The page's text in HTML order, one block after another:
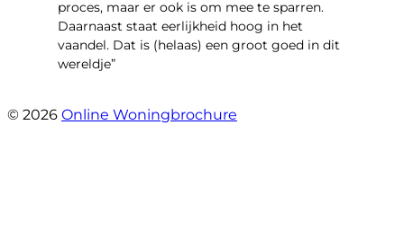
proces, maar er ook is om mee te sparren.
Daarnaast staat eerlijkheid hoog in het
vaandel. Dat is (helaas) een groot goed in dit
wereldje”
© 2026 Online Woningbrochure